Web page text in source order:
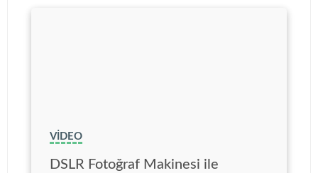
VIDEO
DSLR Fotoğraf Makinesi ile